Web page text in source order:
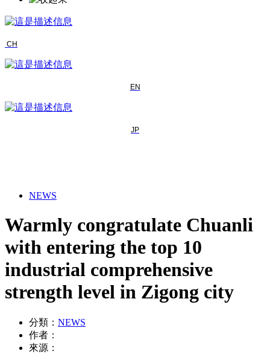
CH
EN
JP
NEWS
Warmly congratulate Chuanli
with entering the top 10
industrial comprehensive
strength level in Zigong city
分類： NEWS
作者：
來源：